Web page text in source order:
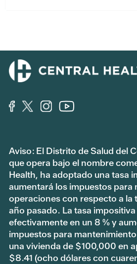
Aviso: El Distrito de Salud del
que opera bajo el nombre
Health, ha adoptado una tasa
aumentará los impuestos para
operaciones con respecto a la
año pasado. La tasa
efectivamente en un 8 % y
impuestos para
una vivienda de $100,000 en
$8.41 (ocho dólares con